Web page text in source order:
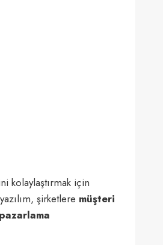
kolaylaştırmak için
şirketlere müşteri
pazarlama